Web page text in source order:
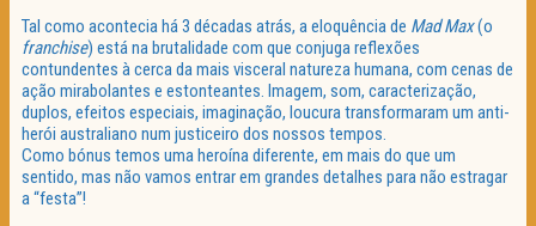
Tal como acontecia há 3 décadas atrás, a eloquência de Mad Max(o
franchise) está na brutalidade com que conjuga reflexões
contundentes à cerca da mais visceral natureza humana, com cenas de
ação mirabolantes e estonteantes. Imagem, som, caracterização,
duplos, efeitos especiais, imaginação, loucura transformaram um anti-
herói australiano num justiceiro dos nossos tempos.
Como bónus temos uma heroína diferente, em mais do que um
sentido, mas não vamos entrar em grandes detalhes para não estragar
a “festa”!